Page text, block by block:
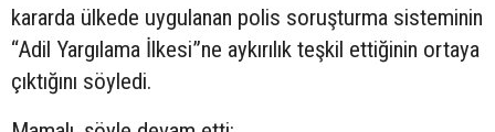
kararda ülkede uygulanan polis soruşturma sisteminin
“Adil Yargılama İlkesi”ne aykırılık teşkil ettiğinin ortaya
çıktığını söyledi.